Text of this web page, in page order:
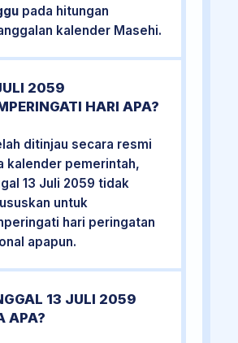
pada hitungan
kalender Masehi.
2059
HARI APA?
ditinjau secara resmi
kalender pemerintah,
13 Juli 2059 tidak
untuk
hari peringatan
apapun.
13 JULI 2059
APA?